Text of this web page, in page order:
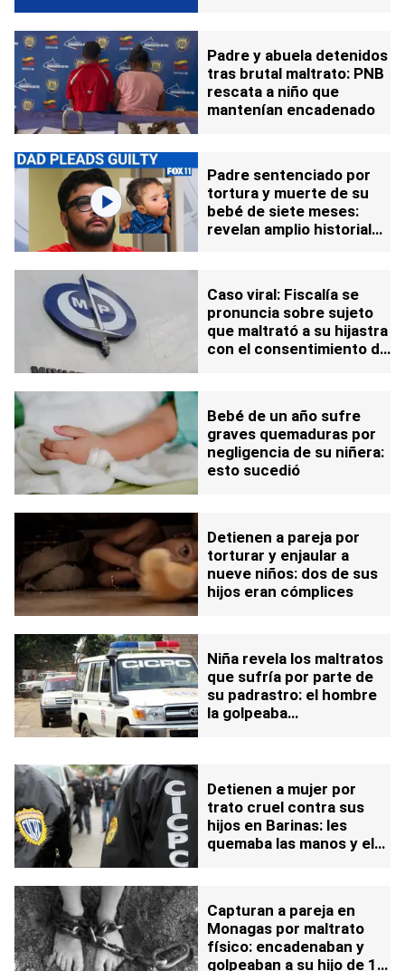
Padre y abuela detenidos
tras brutal maltrato: PNB
rescata a niño que
mantenían encadenado
Padre sentenciado por
tortura y muerte de su
bebé de siete meses:
revelan amplio historial
Caso viral: Fiscalía se
pronuncia sobre sujeto
que maltrató a su hijastra
con el consentimiento de
Bebé de un año sufre
graves quemaduras por
negligencia de su niñera:
esto sucedió
Detienen a pareja por
torturar y enjaular a
nueve niños: dos de sus
hijos eran cómplices
Niña revela los maltratos
que sufría por parte de
su padrastro: el hombre
la golpeaba
Detienen a mujer por
trato cruel contra sus
hijos en Barinas: les
quemaba las manos y el
Capturan a pareja en
Monagas por maltrato
físico: encadenaban y
golpeaban a su hijo de 13